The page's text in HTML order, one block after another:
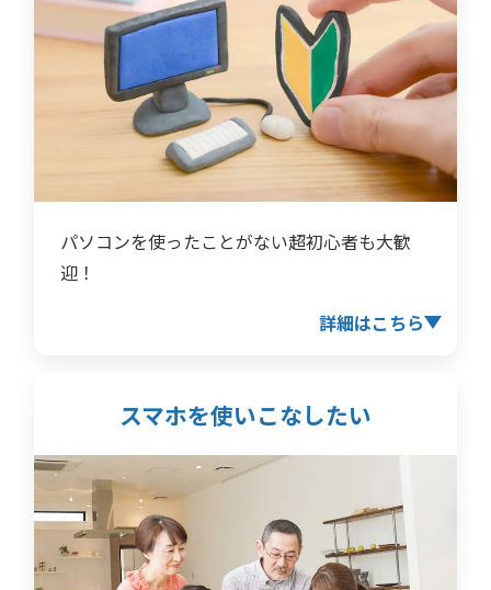
パソコンを使ったことがない超初心者も大歓
迎！
詳細はこちら
スマホを使いこなしたい